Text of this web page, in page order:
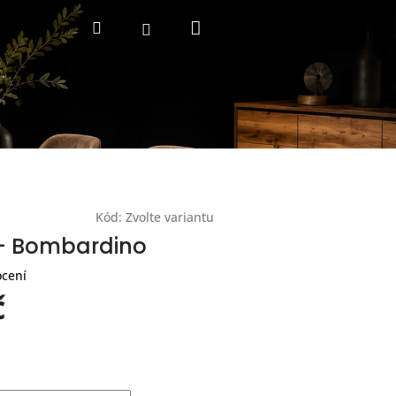
HledatPřihlášení
Kód: Zvolte variantu
Bombardino